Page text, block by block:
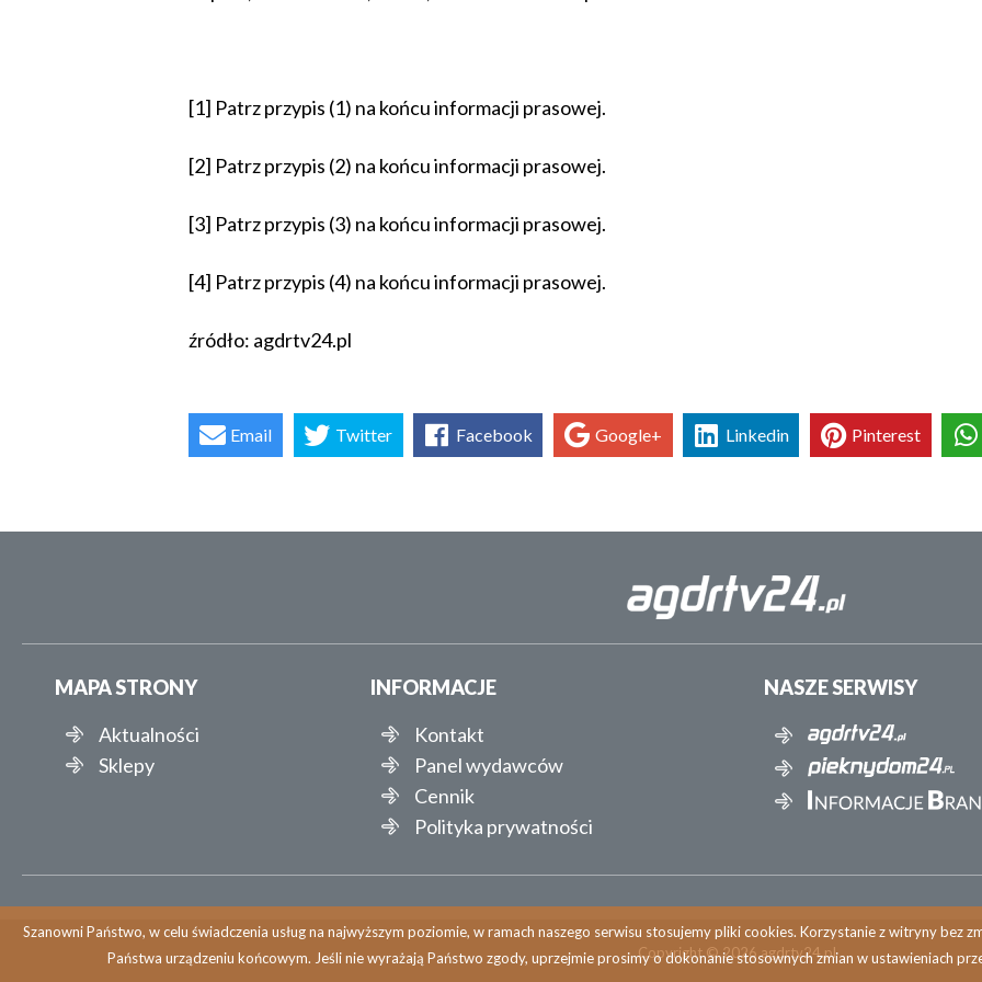
[1] Patrz przypis (1) na końcu informacji prasowej.
[2] Patrz przypis (2) na końcu informacji prasowej.
[3] Patrz przypis (3) na końcu informacji prasowej.
[4] Patrz przypis (4) na końcu informacji prasowej.
źródło: agdrtv24.pl
Email Twitter Facebook Google+ Linkedin Pinterest
MAPA STRONY
Aktualności
Sklepy
INFORMACJE
Kontakt
Panel wydawców
Cennik
Polityka prywatności
NASZE SERWISY
Copyright © 2026 agdrtv24.pl
Szanowni Państwo, w celu świadczenia usług na najwyższym poziomie, w ramach naszego serwisu stosujemy pliki cookies. Korzystanie z witryny bez
Państwa urządzeniu końcowym. Jeśli nie wyrażają Państwo zgody, uprzejmie prosimy o dokonanie stosownych zmian w ustawieniach